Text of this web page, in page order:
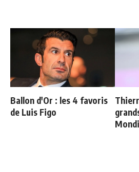
Ballon d'Or : les 4 favoris
de Luis Figo